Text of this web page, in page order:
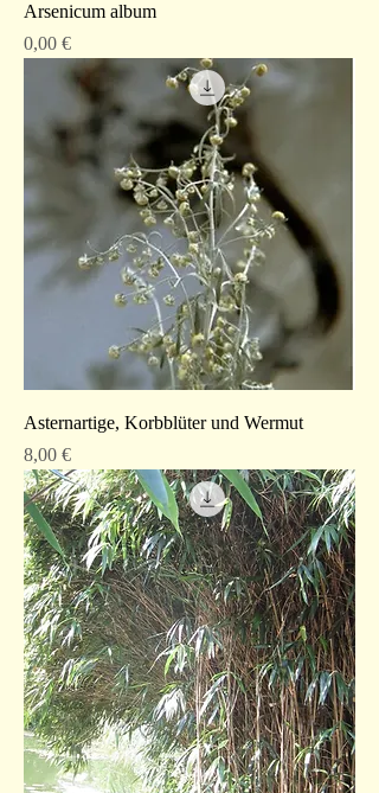
Arsenicum album
Preis
0,00 €
Asternartige, Korbblüter und Wermut
Preis
8,00 €